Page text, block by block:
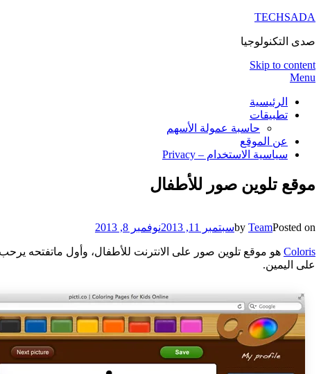
TECHSADA
صدى التكنولوجيا
Skip to content
Menu
الرئيسية
تطبيقات
حاسبة عمولة الأسهم
عن الموقع
سياسية الاستخدام – Privacy
موقع تلوين صور للأطفال
by TeamPosted on سبتمبر 11, 2013 نوفمبر 8, 2013
Coloris هو موقع تلوين صور على الانترنت للأطفال، وأول ماتفتحه
على اليمين.